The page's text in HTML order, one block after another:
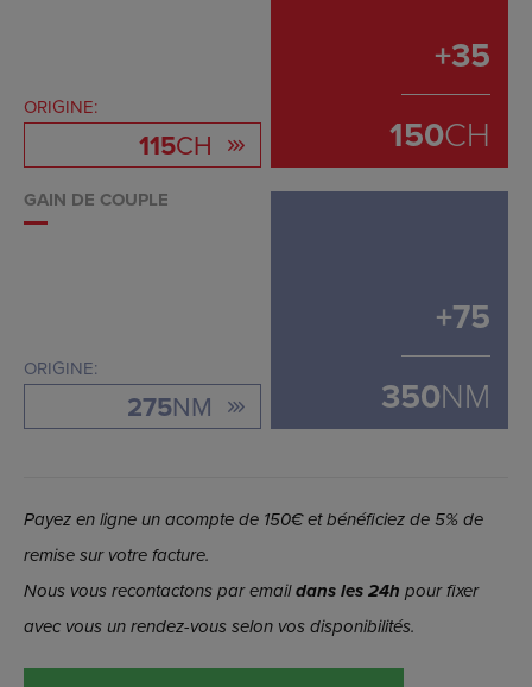
ORIGINE:
115CH
+35
150CH
GAIN DE COUPLE
ORIGINE:
275NM
+75
350NM
Payez en ligne un acompte de 150€ et bénéficiez de 5% de
remise sur votre facture.
Nous vous recontactons par emaildans les 24h pour fixer
avec vous un rendez-vous selon vos disponibilités.